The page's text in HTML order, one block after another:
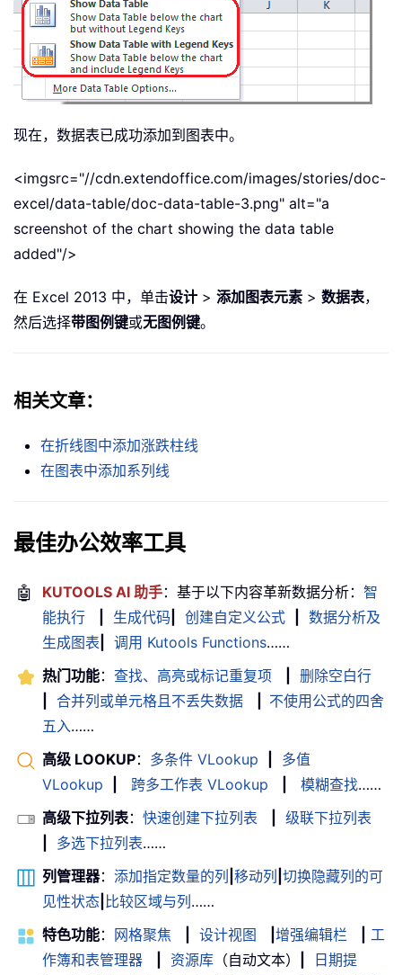
现在，数据表已成功添加到图表中。
<imgsrc="//cdn.extendoffice.com/images/stories/doc-
excel/data-table/doc-data-table-3.png" alt="a
screenshot of the chart showing the data table
added"/>
在 Excel 2013 中，单击设计 > 添加图表元素 > 数据表，
然后选择带图例键或无图例键。
相关文章：
在折线图中添加涨跌柱线
在图表中添加系列线
最佳办公效率工具
🤖 KUTOOLS AI 助手：基于以下内容革新数据分析： 智
能执行
生成代码 创建自定义公式
数据分析及
生成图表
调用 Kutools Functions……
热门功能： 查找、高亮或标记重复项
删除空白行
合并列或单元格且不丢失数据
不使用公式的四舍
五入……
高级 LOOKUP： 多条件 VLookup
多值
VLookup
跨多工作表 VLookup 模糊查找……
高级下拉列表： 快速创建下拉列表
级联下拉列表
多选下拉列表……
列管理器： 添加指定数量的列 移动列 切换隐藏列的可
见性状态 比较区域与列 ……
特色功能： 网格聚焦 设计视图 增强编辑栏
工
作簿和表管理器
资源库 （自动文本）
日期提